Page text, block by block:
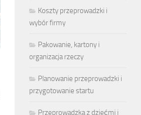
Koszty przeprowadzki i
wybór firmy
Pakowanie, kartony i
organizacja rzeczy
Planowanie przeprowadzki i
przygotowanie startu
Przeprowadzka z dziećmi i